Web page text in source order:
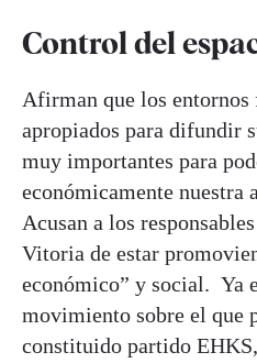
Control del
Afirman que los entornos
apropiados para difundir
muy importantes para
económicamente nuestra
Acusan a los
Vitoria de estar
económico” y social. Ya
movimiento sobre el que
constituido partido